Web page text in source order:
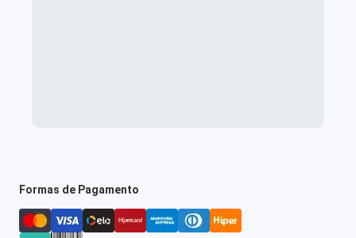
Formas de Pagamento